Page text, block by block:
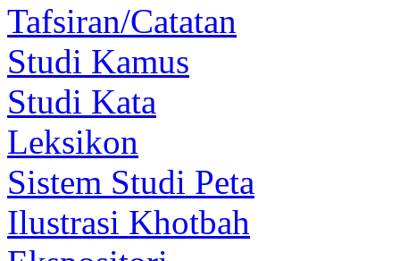
Tafsiran/Catatan
Studi Kamus
Studi Kata
Leksikon
Sistem Studi Peta
Ilustrasi Khotbah